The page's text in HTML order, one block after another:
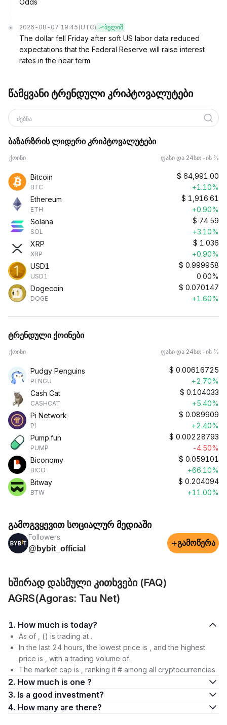
Odds
2026-08-07 19:45 (UTC) ბულიშ
The dollar fell Friday after soft US labor data reduced
expectations that the Federal Reserve will raise interest
rates in the near term.
წამყვანი ტრენდული კრიპტოვალუტები
ძებნა
ბაზარზრის ლიდერი კრიპტოვალუტები
ქოინი ფასი და 24სთ-ის %
Bitcoin
BTC
$ 64,991.00
+1.10%
Ethereum
ETH
$ 1,916.61
+0.90%
Solana
SOL
$ 74.59
+3.10%
XRP
XRP
$ 1.036
+0.90%
USD1
USD1
$ 0.999958
0.00%
Dogecoin
DOGE
$ 0.070147
+1.60%
ტრენდული ქოინები
ქოინი ფასი და 24სთ-ის %
Pudgy Penguins
PENGU
$ 0.00616725
+2.70%
Cash Cat
CASHCAT
$ 0.104033
+5.40%
Pi Network
PI
$ 0.089909
+2.40%
Pump.fun
PUMP
$ 0.00228793
-4.50%
Biconomy
BICO
$ 0.059101
+66.10%
Bitway
BTW
$ 0.204094
+11.00%
გამოგვყევით სოციალურ მედიაში
Followers
@bybit_official
+გამოწერა
ხშირად დასმული კითხვები (FAQ)
AGRS(Agoras: Tau Net)
1. How much is today?
As of , () is trading at .
In the last 24 hours, the lowest price is , and the highest
price is , with a trading volume of .
The market cap is , ranking it # among all cryptocurrencies.
2. How much is one ?
3. Is a good investment?
4. How many are there?